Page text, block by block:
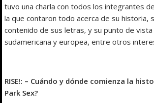
tuvo una charla con todos los integrantes
la que contaron todo acerca de su historia,
contenido de sus letras, y su punto de
sudamericana y europea, entre otros
RISE!: – Cuándo y dónde comienza la
Park Sex?